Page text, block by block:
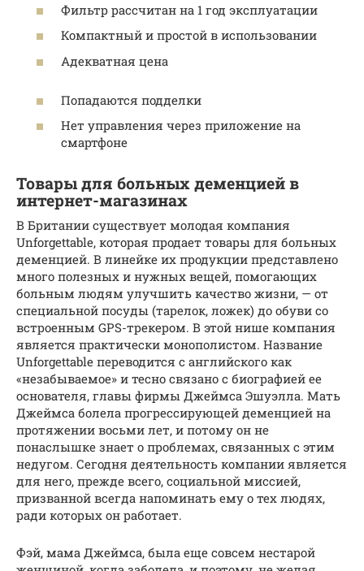
Фильтр рассчитан на 1 год эксплуатации
Компактный и простой в использовании
Адекватная цена
Попадаются подделки
Нет управления через приложение на
смартфоне
Товары для больных деменцией в
интернет-магазинах
В Британии существует молодая компания
Unforgettable, которая продает товары для больных
деменцией. В линейке их продукции представлено
много полезных и нужных вещей, помогающих
больным людям улучшить качество жизни, — от
специальной посуды (тарелок, ложек) до обуви со
встроенным GPS-трекером. В этой нише компания
является практически монополистом. Название
Unforgettable переводится с английского как
«незабываемое» и тесно связано с биографией ее
основателя, главы фирмы Джеймса Эшуэлла. Мать
Джеймса болела прогрессирующей деменцией на
протяжении восьми лет, и потому он не
понаслышке знает о проблемах, связанных с этим
недугом. Сегодня деятельность компании является
для него, прежде всего, социальной миссией,
призванной всегда напоминать ему о тех людях,
ради которых он работает.
Фэй, мама Джеймса, была еще совсем нестарой